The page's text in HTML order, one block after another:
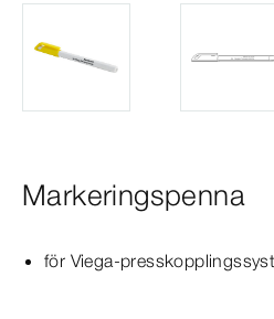
Markeringspenna
för Viega-​